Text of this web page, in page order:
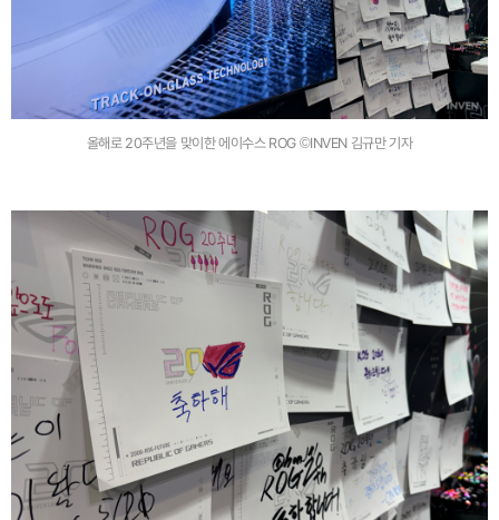
올해로 20주년을 맞이한 에이수스 ROG ©INVEN 김규만 기자